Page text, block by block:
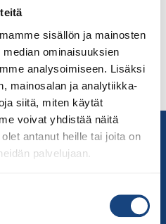
sisällön ja mainosten
ominaisuuksien
analysoimiseen. Lisäksi
mainosalan ja analytiikka-
siitä, miten käytät
voivat yhdistää näitä
antanut heille tai joita on
palvelujaan.
ottelussaan.
vastustajasta (photo
18-vuotiaiden
viikonlopun
Judoliitto